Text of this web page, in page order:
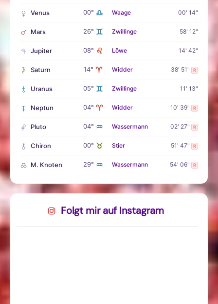
Venus 00° ♎ Waage 00' 14"
Mars 26° ♊ Zwillinge 58' 12"
Jupiter 08° ♌ Löwe 14' 42"
Saturn 14° ♈ Widder 38' 51" R
Uranus 05° ♊ Zwillinge 11' 13"
Neptun 04° ♈ Widder 10' 39" R
Pluto 04° ♒ Wassermann 02' 27" R
Chiron 00° ♉ Stier 51' 47" R
M. Knoten 29° ♒ Wassermann 54' 06" R
Folgt mir auf Instagram